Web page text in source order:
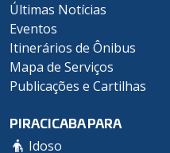
Últimas Notícias
Eventos
Itinerários de Ônibus
Mapa de Serviços
Publicações e Cartilhas
PIRACICABA PARA
Idoso